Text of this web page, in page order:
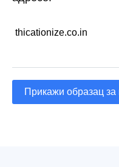
thicationize.co.in
Прикажи образац за